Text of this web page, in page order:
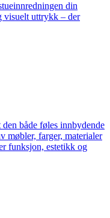
din
visuelt uttrykk – der
både føles innbydende
møbler, farger, materialer
funksjon, estetikk og